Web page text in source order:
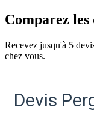
Comparez
Recevez jusqu'à 5
chez vous.
Devis